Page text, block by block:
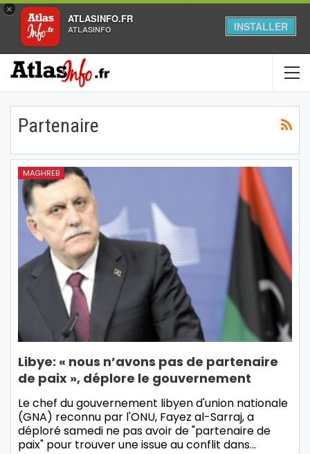
×
ATLASINFO.FR
ATLASINFO INSTALLER
Partenaire
MAGHREB
Libye: « nous n’avons pas de partenaire
de paix », déplore le gouvernement
Le chef du gouvernement libyen d'union nationale
(GNA) reconnu par l'ONU, Fayez al-Sarraj, a
déploré samedi ne pas avoir de "partenaire de
paix" pour trouver une issue au conflit dans…